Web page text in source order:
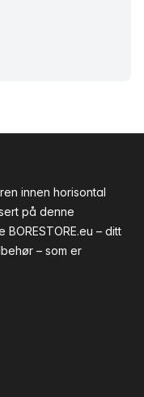
innen horisontal
på denne
– ditt
– som er